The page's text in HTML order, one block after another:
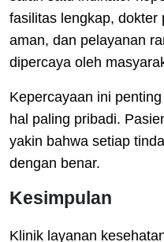
fasilitas lengkap, dokter
aman, dan pelayanan
dipercaya oleh
Kepercayaan ini
hal paling pribadi.
yakin bahwa setiap
dengan benar.
Kesimpulan
Klinik layanan